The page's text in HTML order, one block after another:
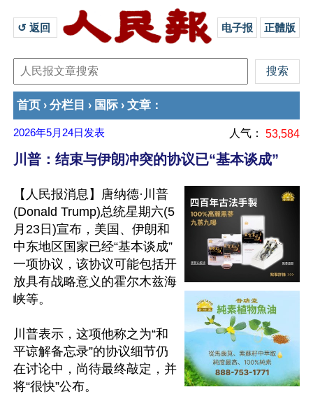
↺ 返回 电子报 正體版
首页 › 分栏目 › 国际 › 文章 ：
2026年5月24日 发表 人气： 53,584
川普：结束与伊朗冲突的协议已“基本谈成”
【人民报消息】唐纳德·川普
(Donald Trump)总统星期六(5
月23日)宣布，美国、伊朗和
中东地区国家已经“基本谈成”
一项协议，该协议可能包括开
放具有战略意义的霍尔木兹海
峡等。
川普表示，这项他称之为“和
平谅解备忘录”的协议细节仍
在讨论中，尚待最终敲定，并
将“很快”公布。